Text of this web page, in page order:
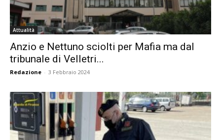
Attualità
Anzio e Nettuno sciolti per Mafia ma dal
tribunale di Velletri...
Redazione - 3 Febbraio 2024